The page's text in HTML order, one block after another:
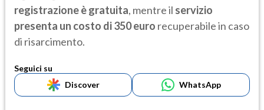
registrazione è gratuita, mentre il servizio
presenta un costo di 350 euro recuperabile in caso
di risarcimento.
Seguici su
Discover
WhatsApp